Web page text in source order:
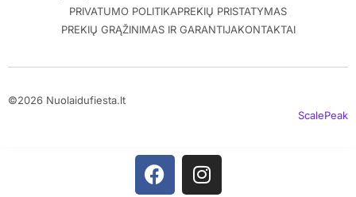
PRIVATUMO POLITIKAPREKIŲ PRISTATYMAS
PREKIŲ GRĄŽINIMAS IR GARANTIJAKONTAKTAI
©2026 Nuolaidufiesta.lt
ScalePeak